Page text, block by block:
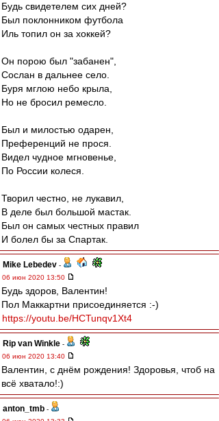
Будь свидетелем сих дней?
Был поклонником футбола
Иль топил он за хоккей?
Он порою был "забанен",
Сослан в дальнее село.
Буря мглою небо крыла,
Но не бросил ремесло.
Был и милостью одарен,
Преференций не прося.
Видел чудное мгновенье,
По России колеся.
Творил честно, не лукавил,
В деле был большой мастак.
Был он самых честных правил
И болел бы за Спартак.
Mike Lebedev -
06 июн 2020 13:50
Будь здоров, Валентин!
Пол Маккартни присоединяется :-)
https://youtu.be/HCTunqv1Xt4
Rip van Winkle -
06 июн 2020 13:40
Валентин, с днём рождения! Здоровья, чтоб на
всё хватало!:)
anton_tmb -